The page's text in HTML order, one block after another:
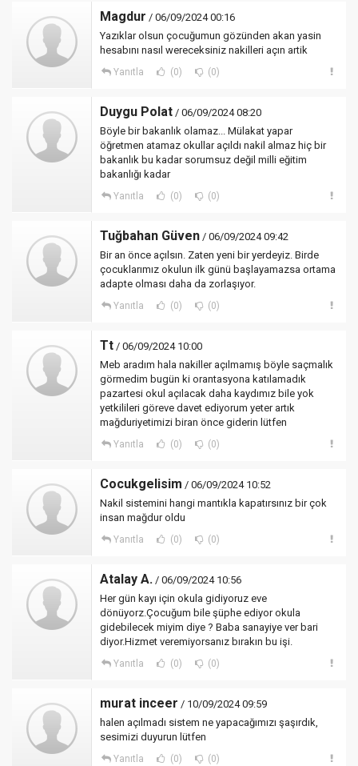
Magdur / 06/09/2024 00:16
Yazıklar olsun çocuğumun gözünden akan yasin
hesabını nasıl wereceksiniz nakilleri açın artik
Yanıtla (0) (0)
Duygu Polat / 06/09/2024 08:20
Böyle bir bakanlık olamaz... Mülakat yapar
öğretmen atamaz okullar açıldı nakil almaz hiç bir
bakanlık bu kadar sorumsuz değil milli eğitim
bakanlığı kadar
Yanıtla (0) (0)
Tuğbahan Güven / 06/09/2024 09:42
Bir an önce açılsın. Zaten yeni bir yerdeyiz. Birde
çocuklarımız okulun ilk günü başlayamazsa ortama
adapte olması daha da zorlaşıyor.
Yanıtla (0) (0)
Tt / 06/09/2024 10:00
Meb aradım hala nakiller açılmamış böyle saçmalık
görmedim bugün ki orantasyona katılamadık
pazartesi okul açılacak daha kaydımız bile yok
yetkilileri göreve davet ediyorum yeter artık
mağduriyetimizi biran önce giderin lütfen
Yanıtla (0) (0)
Cocukgelisim / 06/09/2024 10:52
Nakil sistemini hangi mantıkla kapatırsınız bir çok
insan mağdur oldu
Yanıtla (0) (0)
Atalay A. / 06/09/2024 10:56
Her gün kayı için okula gidiyoruz eve
dönüyorz.Çocuğum bile şüphe ediyor okula
gidebilecek miyim diye ? Baba sanayiye ver bari
diyor.Hizmet veremiyorsanız bırakın bu işi.
Yanıtla (0) (0)
murat inceer / 10/09/2024 09:59
halen açılmadı sistem ne yapacağımızı şaşırdık,
sesimizi duyurun lütfen
Yanıtla (0) (0)